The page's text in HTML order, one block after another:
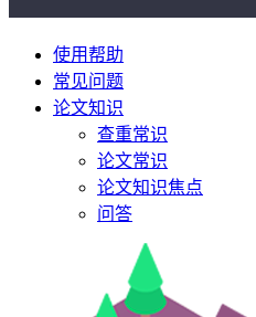
使用帮助
常见问题
论文知识
查重常识
论文常识
论文知识焦点
问答